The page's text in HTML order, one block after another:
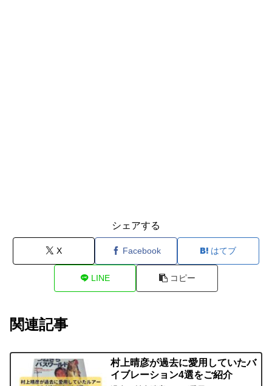
シェアする
X Facebook はてブ
LINE コピー
関連記事
村上晴彦が過去に愛用していたバ
イブレーション4選をご紹介